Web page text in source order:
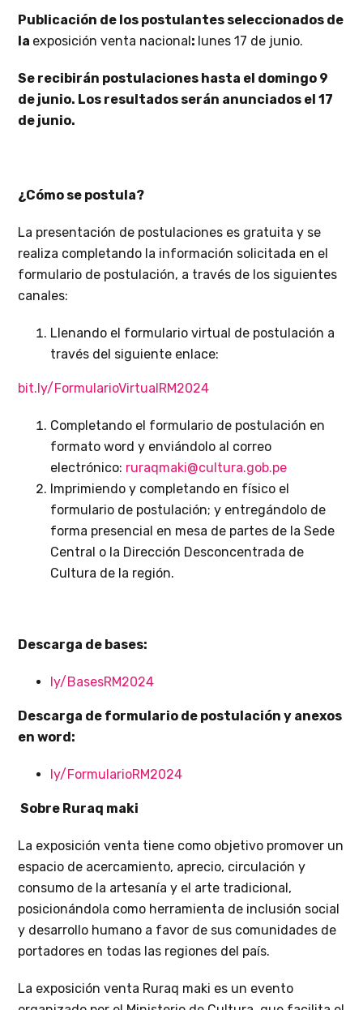
Publicación de los postulantes seleccionados de
la exposición venta nacional: lunes 17 de junio.
Se recibirán postulaciones hasta el domingo 9
de junio. Los resultados serán anunciados el 17
de junio.
¿Cómo se postula?
La presentación de postulaciones es gratuita y se
realiza completando la información solicitada en el
formulario de postulación, a través de los siguientes
canales:
Llenando el formulario virtual de postulación a
través del siguiente enlace:
bit.ly/FormularioVirtualRM2024
Completando el formulario de postulación en
formato word y enviándolo al correo
electrónico: ruraqmaki@cultura.gob.pe
Imprimiendo y completando en físico el
formulario de postulación; y entregándolo de
forma presencial en mesa de partes de la Sede
Central o la Dirección Desconcentrada de
Cultura de la región.
Descarga de bases:
ly/BasesRM2024
Descarga de formulario de postulación y anexos
en word:
ly/FormularioRM2024
Sobre Ruraq maki
La exposición venta tiene como objetivo promover un
espacio de acercamiento, aprecio, circulación y
consumo de la artesanía y el arte tradicional,
posicionándola como herramienta de inclusión social
y desarrollo humano a favor de sus comunidades de
portadores en todas las regiones del país.
La exposición venta Ruraq maki es un evento